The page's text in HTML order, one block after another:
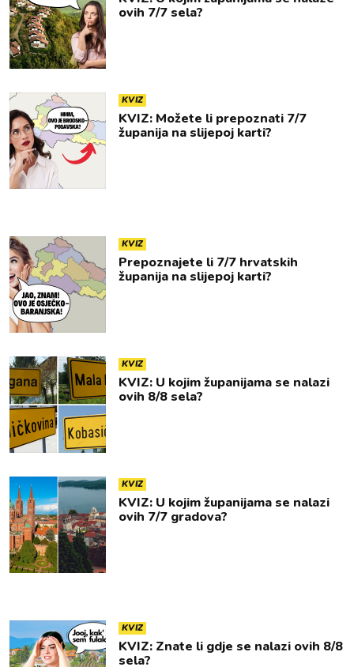
ovih 7/7 sela?
KVIZ
KVIZ: Možete li prepoznati 7/7
županija na slijepoj karti?
KVIZ
Prepoznajete li 7/7 hrvatskih
županija na slijepoj karti?
KVIZ
KVIZ: U kojim županijama se nalazi
ovih 8/8 sela?
KVIZ
KVIZ: U kojim županijama se nalazi
ovih 7/7 gradova?
KVIZ
KVIZ: Znate li gdje se nalazi ovih 8/8
sela?